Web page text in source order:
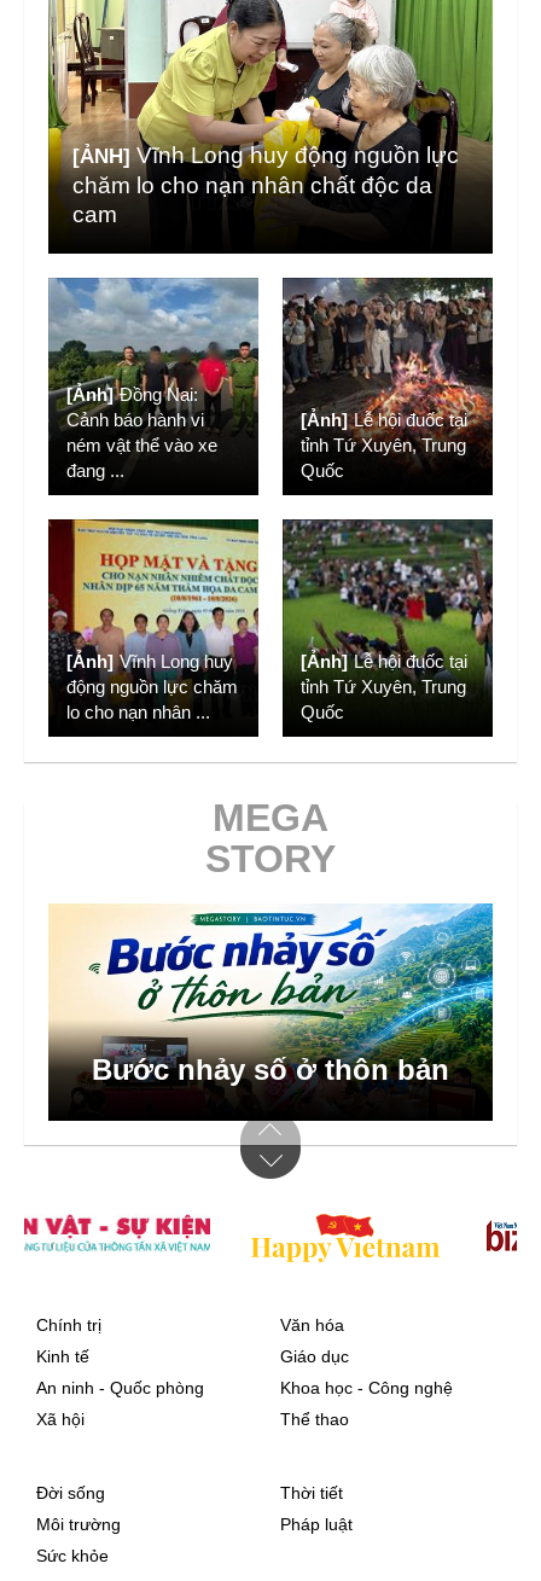
[ẢNH] Vĩnh Long huy động nguồn lực
chăm lo cho nạn nhân chất độc da
cam
[Ảnh] Đồng Nai:
Cảnh báo hành vi
ném vật thể vào xe
đang ...
[Ảnh] Lễ hội đuốc tại
tỉnh Tứ Xuyên, Trung
Quốc
[Ảnh] Vĩnh Long huy
động nguồn lực chăm
lo cho nạn nhân ...
[Ảnh] Lễ hội đuốc tại
tỉnh Tứ Xuyên, Trung
Quốc
MEGA
STORY
Bước nhảy số ở thôn bản
Chính trị
Kinh tế
An ninh - Quốc phòng
Xã hội
Văn hóa
Giáo dục
Khoa học - Công nghệ
Thể thao
Đời sống
Môi trường
Sức khỏe
Thời tiết
Pháp luật